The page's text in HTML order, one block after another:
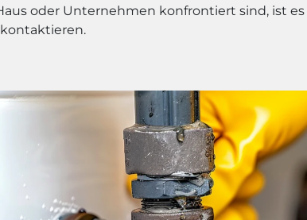
oder Unternehmen konfrontiert sind, ist